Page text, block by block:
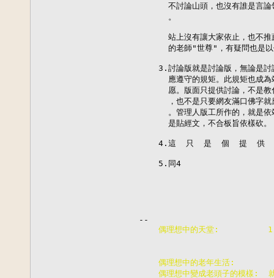
不討論山頭，也沒有誰是言論
      。
站上沒有讓大家依止，也不推
的老師"世尊"，有疑問也是以
3.討論版就是討論版，無論是討
應遵守的規矩。此規矩也成為
愿。版面只提供討論，不是教
，也不是只要網友滿口佛字就
。管理人版工所作的，就是依
      是貼經文，不合板旨依樣砍。
4.這  只  是  個  提  供
    5.同4
偶理想中的天堂:
偶理想中的老年生活:
偶理想中變成老頭子的模樣: